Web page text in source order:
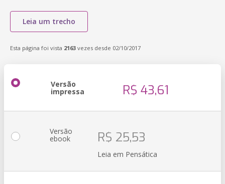
Leia um trecho
Esta página foi vista 2163 vezes desde 02/10/2017
Versão
impressa R$ 43,61
Versão
ebook R$ 25,53
Leia em Pensática